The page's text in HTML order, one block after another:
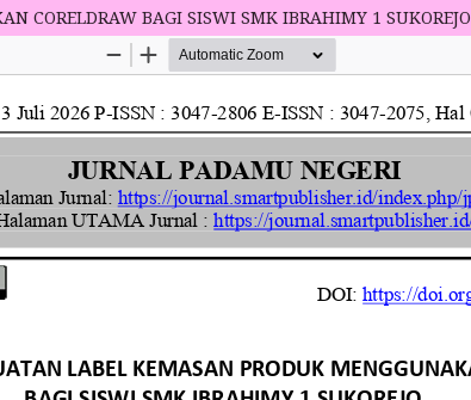
CORELDRAW BAGI SISWI SMK IBRAHIMY 1 SUKOREJO